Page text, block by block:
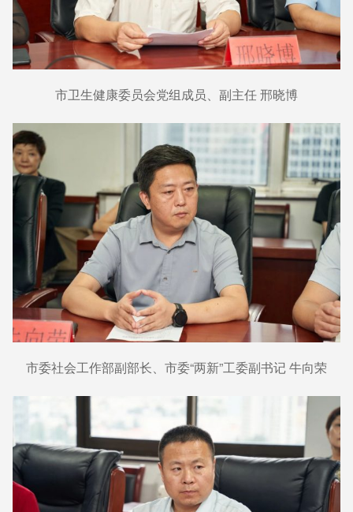
市卫生健康委员会党组成员、副主任 邢晓博
市委社会工作部副部长、市委“两新”工委副书记 牛向荣